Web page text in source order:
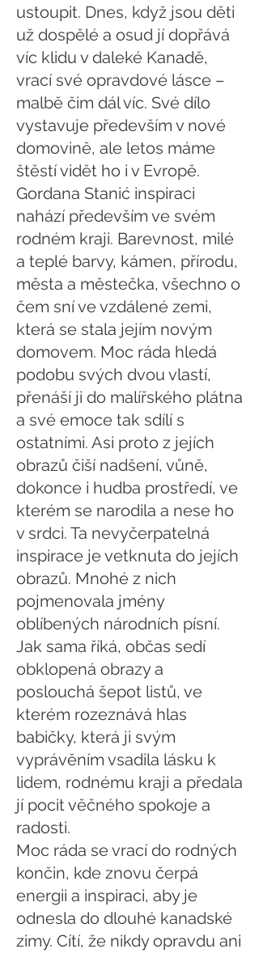
ustoupit. Dnes, když jsou děti
už dospělé a osud jí dopřává
víc klidu v daleké Kanadě,
vrací své opravdové lásce –
malbě čim dál víc. Své dílo
vystavuje především v nové
domovině, ale letos máme
štěstí vidět ho i v Evropě.
Gordana Stanić inspiraci
nahází především ve svém
rodném kraji. Barevnost, milé
a teplé barvy, kámen, přírodu,
města a městečka, všechno o
čem sní ve vzdálené zemi,
která se stala jejím novým
domovem. Moc ráda hledá
podobu svých dvou vlastí,
přenáší ji do malířského plátna
a své emoce tak sdílí s
ostatními. Asi proto z jejích
obrazů čiší nadšení, vůně,
dokonce i hudba prostředí, ve
kterém se narodila a nese ho
v srdci. Ta nevyčerpatelná
inspirace je vetknuta do jejích
obrazů. Mnohé z nich
pojmenovala jmény
oblíbených národních písní.
Jak sama říká, občas sedí
obklopená obrazy a
poslouchá šepot listů, ve
kterém rozeznává hlas
babičky, která ji svým
vyprávěním vsadila lásku k
lidem, rodnému kraji a předala
jí pocit věčného spokoje a
radosti.
Moc ráda se vrací do rodných
končin, kde znovu čerpá
energii a inspiraci, aby je
odnesla do dlouhé kanadské
zimy. Cítí, že nikdy opravdu ani